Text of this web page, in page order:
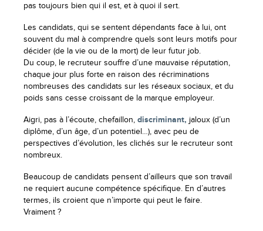
pas toujours bien qui il est, et à quoi il sert.
Les candidats, qui se sentent dépendants face à lui, ont
souvent du mal à comprendre quels sont leurs motifs pour
décider (de la vie ou de la mort) de leur futur job.
Du coup, le recruteur souffre d’une mauvaise réputation,
chaque jour plus forte en raison des récriminations
nombreuses des candidats sur les réseaux sociaux, et du
poids sans cesse croissant de la marque employeur.
Aigri, pas à l’écoute, chefaillon, discriminant, jaloux (d’un
diplôme, d’un âge, d’un potentiel…), avec peu de
perspectives d’évolution, les clichés sur le recruteur sont
nombreux.
Beaucoup de candidats pensent d’ailleurs que son travail
ne requiert aucune compétence spécifique. En d’autres
termes, ils croient que n’importe qui peut le faire.
Vraiment ?